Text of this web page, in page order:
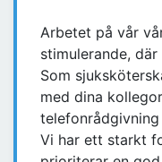
Arbetet på vår
stimulerande,
Som
med dina
Vi har ett starkt